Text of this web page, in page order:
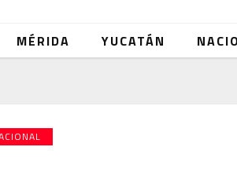
MÉRIDA YUCATÁN